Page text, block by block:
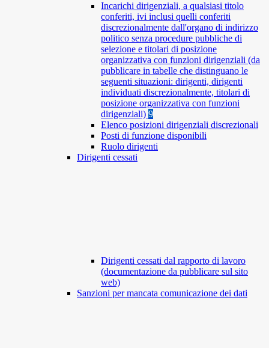
Incarichi dirigenziali, a qualsiasi titolo
conferiti, ivi inclusi quelli conferiti
discrezionalmente dall'organo di indirizzo
politico senza procedure pubbliche di
selezione e titolari di posizione
organizzativa con funzioni dirigenziali (da
pubblicare in tabelle che distinguano le
seguenti situazioni: dirigenti, dirigenti
individuati discrezionalmente, titolari di
posizione organizzativa con funzioni
dirigenziali) 9
Elenco posizioni dirigenziali discrezionali
Posti di funzione disponibili
Ruolo dirigenti
Dirigenti cessati
Dirigenti cessati dal rapporto di lavoro
(documentazione da pubblicare sul sito
web)
Sanzioni per mancata comunicazione dei dati